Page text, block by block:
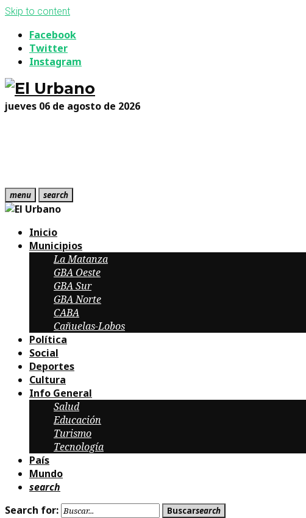
Skip to content
Facebook
Twitter
Instagram
jueves 06 de agosto de 2026
menu search
Inicio
Municipios
La Matanza
GBA Oeste
GBA Sur
GBA Norte
CABA
Cañuelas-Lobos
Política
Social
Deportes
Cultura
Info General
Salud
Educación
Turismo
Tecnología
País
Mundo
search
Search for:
Buscarsearch